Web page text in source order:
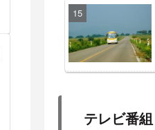
テレビ番組